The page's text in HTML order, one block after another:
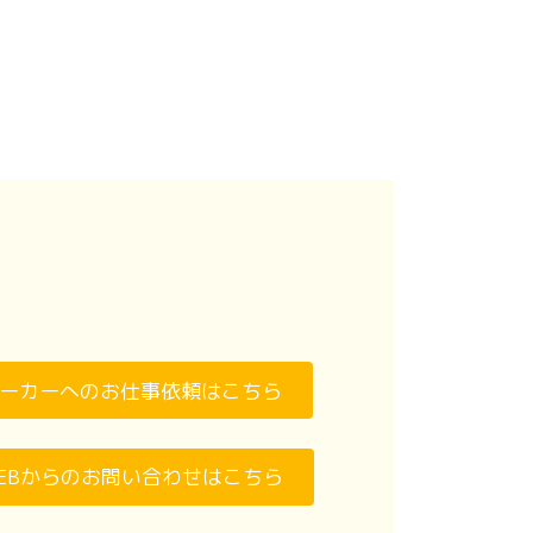
カーへのお仕事依頼はこちら
からのお問い合わせはこちら